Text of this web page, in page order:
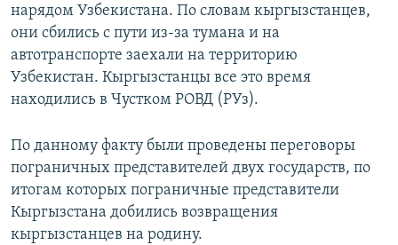
нарядом Узбекистана. По словам кыргызстанцев,
они сбились с пути из-за тумана и на
автотранспорте заехали на территорию
Узбекистан. Кыргызстанцы все это время
находились в Чустком РОВД (РУз).
По данному факту были проведены переговоры
пограничных представителей двух государств, по
итогам которых пограничные представители
Кыргызстана добились возвращения
кыргызстанцев на родину.